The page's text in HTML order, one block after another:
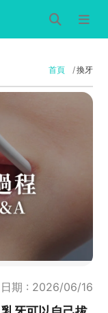
首頁 換牙
日期 : 2026/06/16